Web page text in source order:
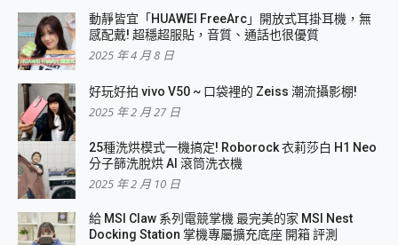
動靜皆宜「HUAWEI FreeArc」開放式耳掛耳機，無
感配戴! 超穩超服貼，音質、通話也很優質
2025 年 4 月 8 日
好玩好拍 vivo V50 ~ 口袋裡的 Zeiss 潮流攝影棚!
2025 年 2 月 27 日
25種洗烘模式一機搞定! Roborock 衣莉莎白 H1 Neo
分子篩洗脫烘 AI 滾筒洗衣機
2025 年 2 月 10 日
給 MSI Claw 系列電競掌機 最完美的家 MSI Nest
Docking Station 掌機專屬擴充底座 開箱 評測